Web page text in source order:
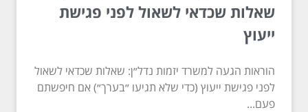
שאלות שכדאי לשאול לפני פגישת
ייעוץ
הוראות הגעה למשרד יזמות נדל״ן: שאלות שכדאי לשאול
לפני פגישת ייעוץ (כדי שלא תגיעו ״בערך״) אם חיפשתם
פעם...